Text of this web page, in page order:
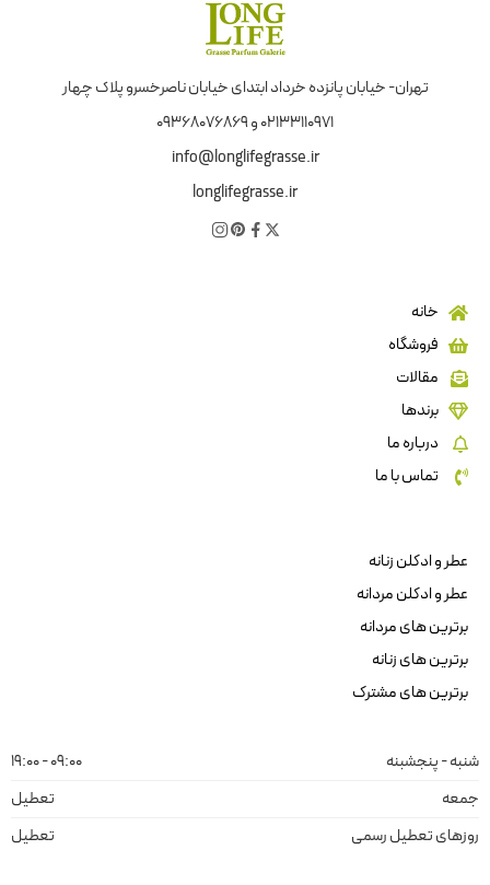
تهران- خیابان پانزده خرداد ابتدای خیابان ناصرخسرو پلاک چهار
02133110971 و 09368076869
info@longlifegrasse.ir
longlifegrasse.ir
خانه
فروشگاه
مقالات
برندها
درباره ما
تماس با ما
عطر و ادکلن زنانه
عطر و ادکلن مردانه
برترین های مردانه
برترین های زنانه
برترین های مشترک
شنبه - پنجشبنه
09:00 - 19:00
جمعه
تعطیل
روزهای تعطیل رسمی
تعطیل